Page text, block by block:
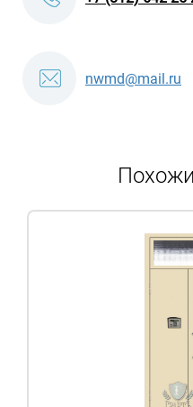
nwmd@mail.ru